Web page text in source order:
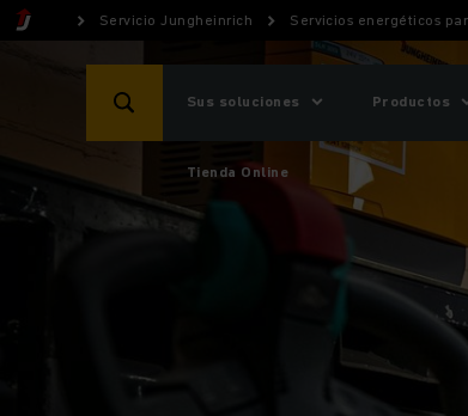
Servicio Jungheinrich Servicios energéticos
Sus soluciones Productos
Tienda Online